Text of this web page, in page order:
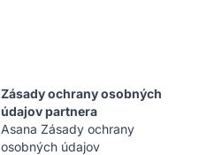
Zásady ochrany osobných
údajov partnera
Asana Zásady ochrany
osobných údajov